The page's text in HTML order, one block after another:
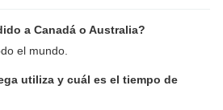
a Canadá o Australia?
el mundo.
utiliza y cuál es el tiempo de